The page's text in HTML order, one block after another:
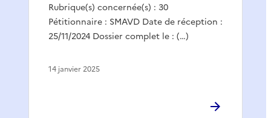
Rubrique(s) concernée(s) : 30
Pétitionnaire : SMAVD Date de réception :
25/11/2024 Dossier complet le : (…)
14 janvier 2025